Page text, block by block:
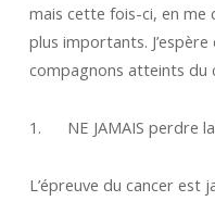
mais cette fois-ci, en me
plus importants.
compagnons atteints du
1. NE JAMAIS perdre la
L’épreuve du cancer est